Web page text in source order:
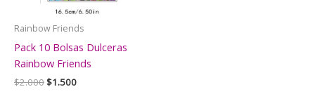
Rainbow Friends
Pack 10 Bolsas Dulceras
Rainbow Friends
$2.000El
$1.500El